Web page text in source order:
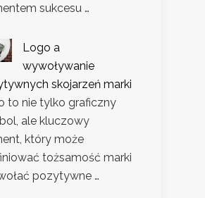
sukcesu …
Logo a
wywoływanie
skojarzeń marki
to nie tylko graficzny
ale kluczowy
który może
tożsamość marki
pozytywne …